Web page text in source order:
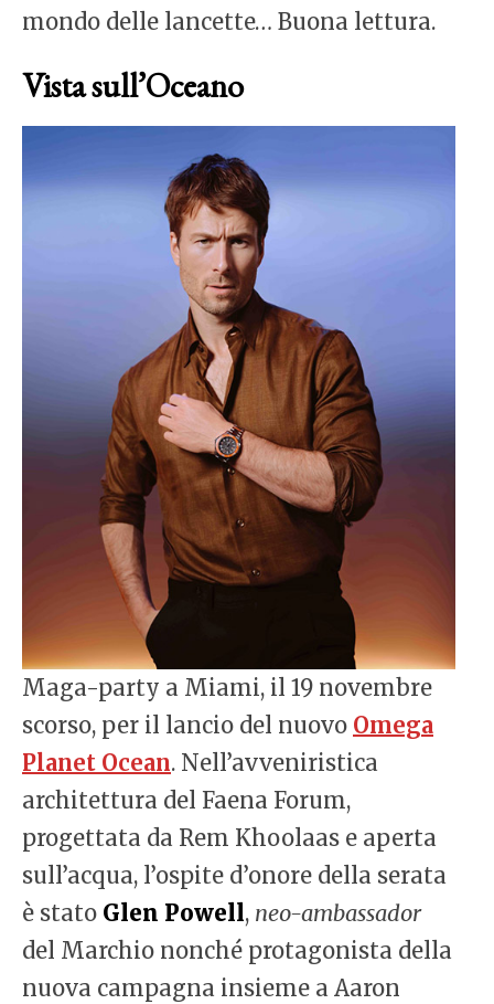
mondo delle lancette… Buona lettura.
Vista sull’Oceano
Maga-party a Miami, il 19 novembre
scorso, per il lancio del nuovo Omega
Planet Ocean. Nell’avveniristica
architettura del Faena Forum,
progettata da Rem Khoolaas e aperta
sull’acqua, l’ospite d’onore della serata
è stato Glen Powell, neo-ambassador
del Marchio nonché protagonista della
nuova campagna insieme a Aaron